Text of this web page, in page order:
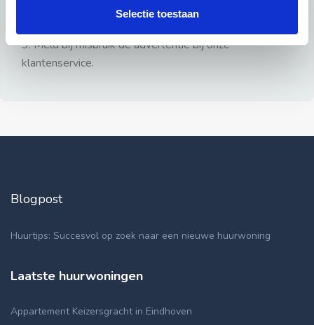
Selectie toestaan
3: Meld bij misbruik de advertentie bij onze
klantenservice.
Blogpost
Huurtips: Succesvol op zoek naar een nieuwe huurwoning
Laatste huurwoningen
Appartement Keizersgracht in Eindhoven